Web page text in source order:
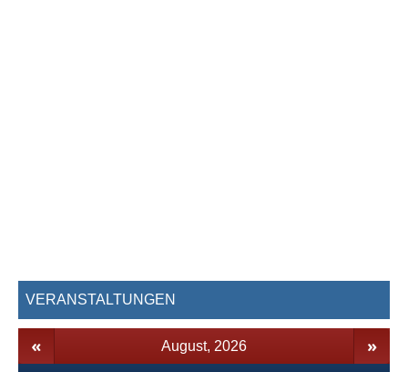
VERANSTALTUNGEN
August, 2026
« »